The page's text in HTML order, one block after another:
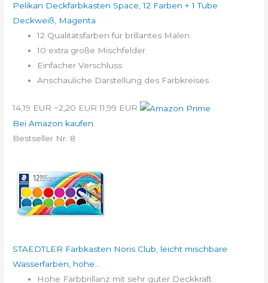
Pelikan Deckfarbkasten Space, 12 Farben + 1 Tube
Deckweiß, Magenta
12 Qualitätsfarben für brillantes Malen
10 extra große Mischfelder
Einfacher Verschluss
Anschauliche Darstellung des Farbkreises
14,19 EUR −2,20 EUR 11,99 EUR
Bei Amazon kaufen
Bestseller Nr. 8
STAEDTLER Farbkasten Noris Club, leicht mischbare
Wasserfarben, hohe...
Hohe Farbbrillanz mit sehr guter Deckkraft